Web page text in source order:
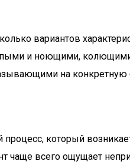
вариантов
и ноющими,
на конкретную
который
чаще всего ощущает